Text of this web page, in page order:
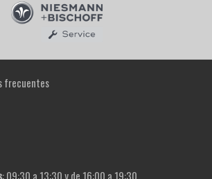
frecuentes
: 09:30 a 13:30 y de 16:00 a 19:30